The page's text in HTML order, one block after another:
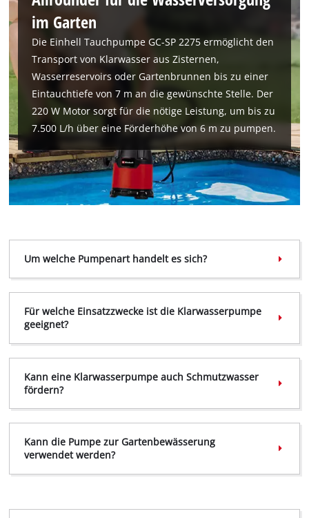
Wir benötigen deine Zustimmung, um
to the list of technologies used.
Powered byUsercentrics Consent
im Garten
Die Einhell Tauchpumpe GC-SP 2275 ermöglicht den
Transport von Klarwasser aus Zisternen,
Wasserreservoirs oder Gartenbrunnen bis zu einer
Eintauchtiefe von 7 m an die gewünschte Stelle. Der
220 W Motor sorgt für die nötige Leistung, um bis zu
7.500 L/h über eine Förderhöhe von 6 m zu pumpen.
Um welche Pumpenart handelt es sich?
Für welche Einsatzzwecke ist die Klarwasserpumpe
geeignet?
Kann eine Klarwasserpumpe auch Schmutzwasser
fördern?
Kann die Pumpe zur Gartenbewässerung
verwendet werden?